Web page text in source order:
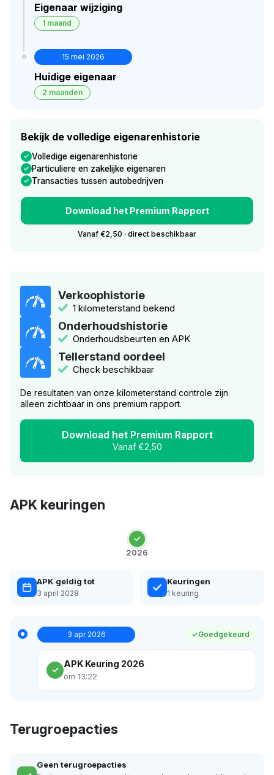
Eigenaar wijziging
1 maand
15 mei 2026
Huidige eigenaar
2 maanden
Bekijk de volledige eigenarenhistorie
Volledige eigenarenhistorie
Particuliere en zakelijke eigenaren
Transacties tussen autobedrijven
Download het Premium Rapport
Vanaf €2,50 · direct beschikbaar
Verkoophistorie
1 kilometerstand bekend
Onderhoudshistorie
Onderhoudsbeurten en APK
Tellerstand oordeel
Check beschikbaar
De resultaten van onze kilometerstand controle zijn
alleen zichtbaar in ons premium rapport.
Download het Premium Rapport
Vanaf €2,50
APK keuringen
2026
APK geldig tot
3 april 2028
Keuringen
1 keuring
3 apr 2026 Goedgekeurd
APK Keuring 2026
om 13:22
Terugroepacties
Geen terugroepacties